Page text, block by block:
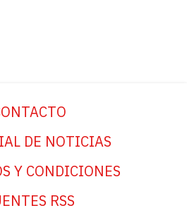
DE NOTICIAS
Y CONDICIONES
RSS